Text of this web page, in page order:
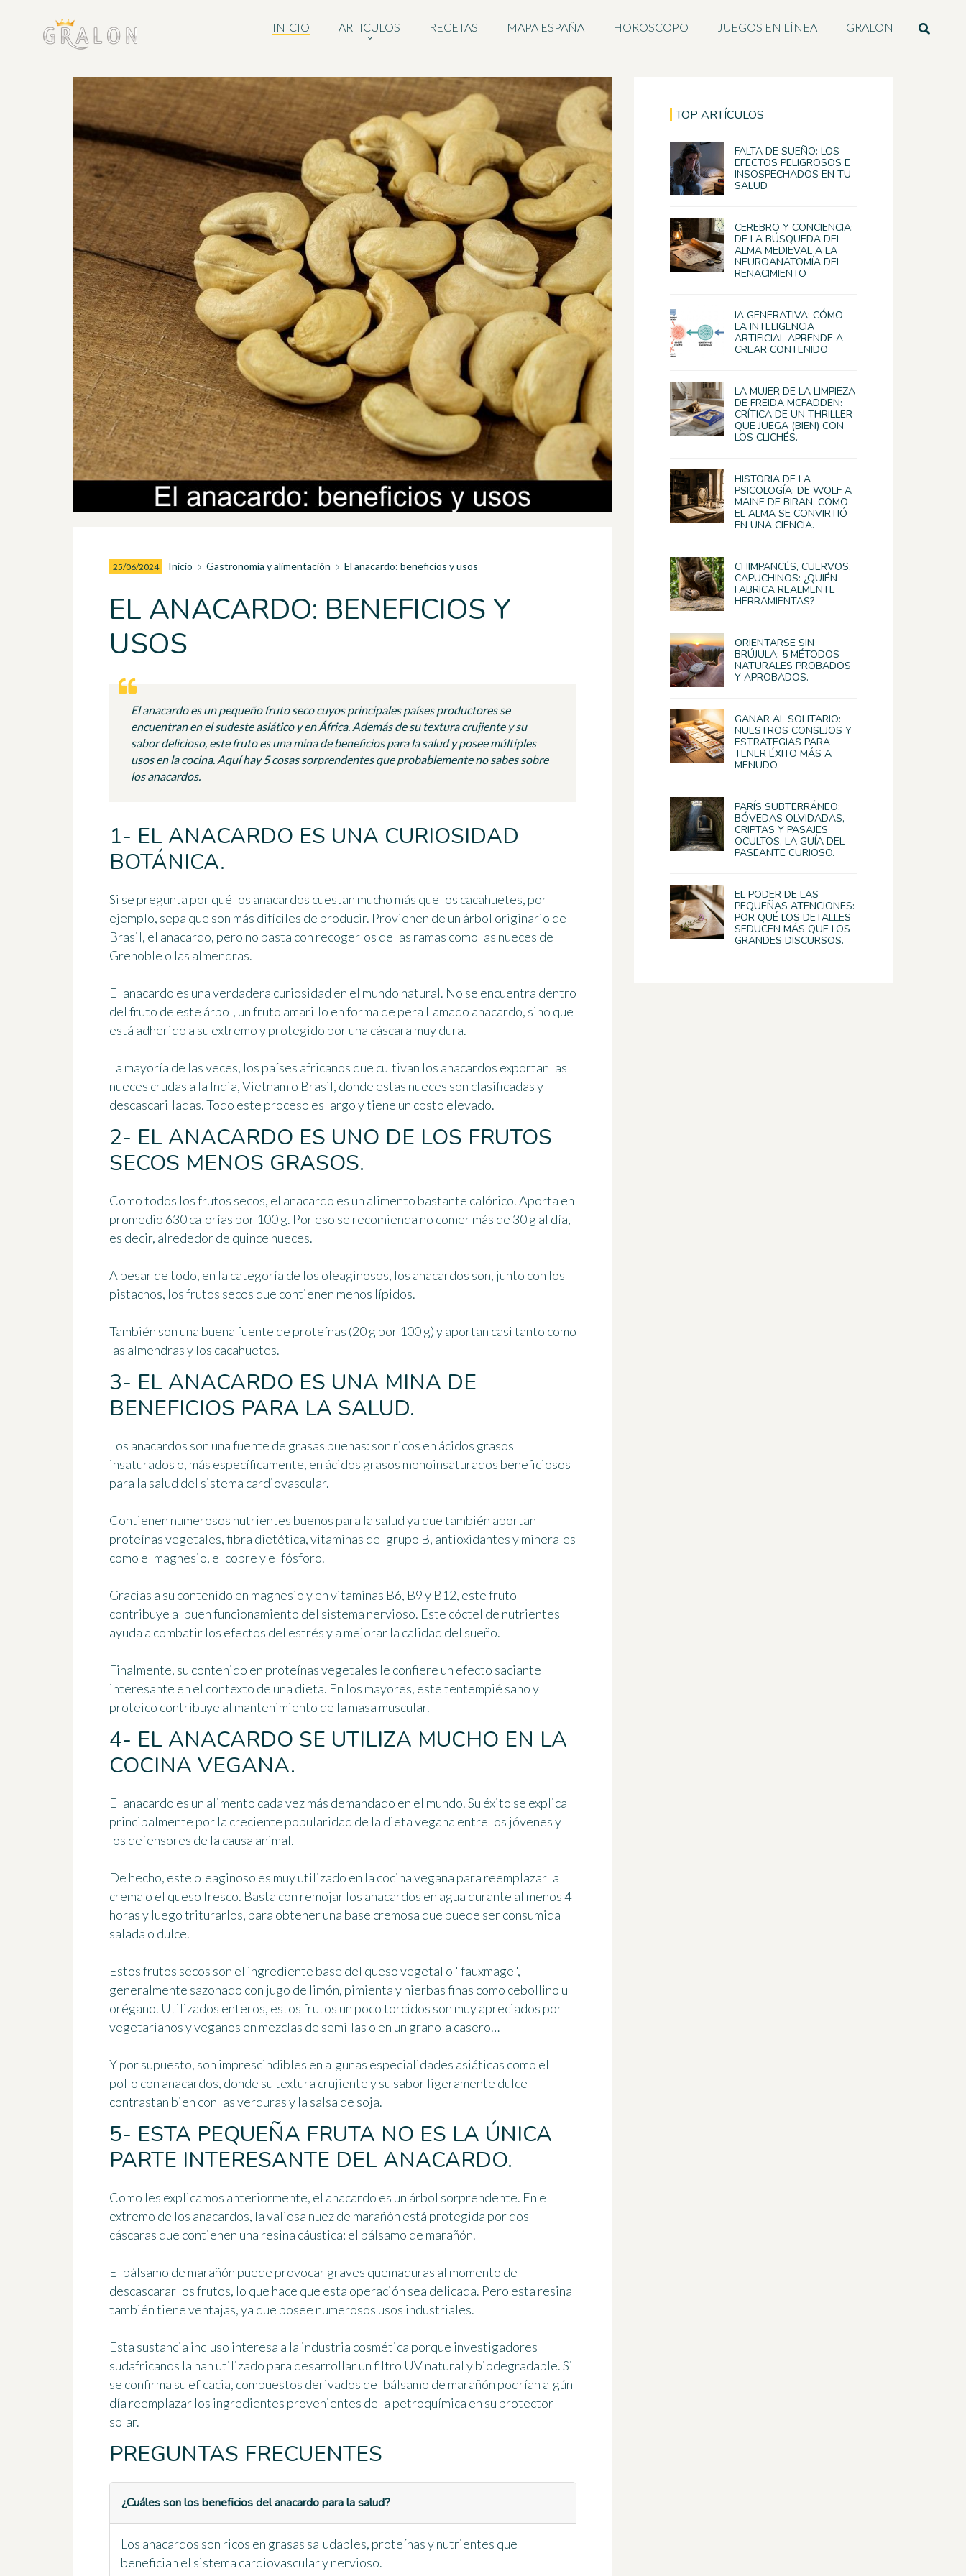
INICIO ARTICULOS RECETAS MAPA ESPAÑA HOROSCOPO JUEGOS EN LÍNEA GRALON
25/06/2024 Inicio Gastronomía y alimentación El anacardo: beneficios y usos
EL ANACARDO: BENEFICIOS Y
USOS
El anacardo es un pequeño fruto seco cuyos principales países productores se
encuentran en el sudeste asiático y en África. Además de su textura crujiente y su
sabor delicioso, este fruto es una mina de beneficios para la salud y posee múltiples
usos en la cocina. Aquí hay 5 cosas sorprendentes que probablemente no sabes sobre
los anacardos.
1- EL ANACARDO ES UNA CURIOSIDAD
BOTÁNICA.
Si se pregunta por qué los anacardos cuestan mucho más que los cacahuetes, por
ejemplo, sepa que son más difíciles de producir. Provienen de un árbol originario de
Brasil, el anacardo, pero no basta con recogerlos de las ramas como las nueces de
Grenoble o las almendras.
El anacardo es una verdadera curiosidad en el mundo natural. No se encuentra dentro
del fruto de este árbol, un fruto amarillo en forma de pera llamado anacardo, sino que
está adherido a su extremo yprotegido por una cáscara muy dura.
La mayoría de las veces, los países africanos que cultivan los anacardos exportan las
nueces crudas a la India, Vietnam o Brasil, donde estas nueces son clasificadas y
descascarilladas. Todo este proceso es largo y tiene un costo elevado.
2- EL ANACARDO ES UNO DE LOS FRUTOS
SECOS MENOS GRASOS.
Como todos los frutos secos, el anacardo es un alimento bastante calórico. Aporta en
promedio 630 calorías por 100 g. Por eso se recomienda no comer más de 30 g al día,
es decir, alrededor de quince nueces.
A pesar de todo, en la categoría de los oleaginosos, los anacardos son, junto con los
pistachos, los frutos secos que contienen menos lípidos.
También son una buena fuente de proteínas (20 g por 100 g) y aportan casi tanto como
las almendras y los cacahuetes.
3- EL ANACARDO ES UNA MINA DE
BENEFICIOS PARA LA SALUD.
Los anacardos son una fuente de grasas buenas: son ricos en ácidos grasos
insaturados o, más específicamente, en ácidos grasos monoinsaturados beneficiosos
para la salud del sistema cardiovascular.
Contienen numerosos nutrientes buenos para la salud ya que también aportan
proteínas vegetales, fibra dietética, vitaminas del grupo B, antioxidantes y minerales
como el magnesio, el cobre y el fósforo.
Gracias a su contenido en magnesio y en vitaminas B6, B9 y B12, este fruto
contribuye al buen funcionamiento del sistema nervioso. Este cóctel de nutrientes
ayuda a combatir los efectos del estrés y a mejorar la calidad del sueño.
Finalmente, su contenido en proteínas vegetales le confiere un efecto saciante
interesante en el contexto de una dieta. En los mayores, este tentempié sano y
proteico contribuye al mantenimiento de la masa muscular.
4- EL ANACARDO SE UTILIZA MUCHO EN LA
COCINA VEGANA.
El anacardo es un alimento cada vez más demandado en el mundo. Su éxito se explica
principalmente por la creciente popularidad de la dieta vegana entre los jóvenes y
los defensores de la causa animal.
De hecho, este oleaginoso es muy utilizado en la cocina vegana para reemplazar la
crema o el queso fresco. Basta con remojar los anacardos en agua durante al menos 4
horas y luego triturarlos, para obtener una base cremosa que puede ser consumida
salada o dulce.
Estos frutos secos son el ingrediente base del queso vegetal o "fauxmage",
generalmente sazonado con jugo de limón, pimienta y hierbas finas como cebollino u
orégano. Utilizados enteros, estos frutos un poco torcidos son muy apreciados por
vegetarianos y veganos en mezclas de semillas o en un granola casero…
Y por supuesto, son imprescindibles en algunas especialidades asiáticas como el
pollo con anacardos, donde su textura crujiente y su sabor ligeramente dulce
contrastan bien con las verduras y la salsa de soja.
5- ESTA PEQUEÑA FRUTA NO ES LA ÚNICA
PARTE INTERESANTE DEL ANACARDO.
Como les explicamos anteriormente, el anacardo es un árbol sorprendente. En el
extremo de los anacardos, la valiosa nuez de marañón está protegida por dos
cáscaras que contienen una resina cáustica: el bálsamo de marañón.
El bálsamo de marañón puede provocar graves quemaduras al momento de
descascarar los frutos, lo que hace que esta operación sea delicada. Pero esta resina
también tiene ventajas, ya que posee numerosos usos industriales.
Esta sustancia incluso interesa a la industria cosmética porque investigadores
sudafricanos la han utilizado para desarrollarun filtro UV natural y biodegradable. Si
se confirma su eficacia, compuestos derivados del bálsamo de marañón podrían algún
día reemplazar los ingredientes provenientes de la petroquímica en su protector
solar.
PREGUNTAS FRECUENTES
¿Cuáles son los beneficios del anacardo para la salud?
Los anacardos son ricos en grasas saludables, proteínas y nutrientes que
benefician el sistema cardiovascular y nervioso.
TOP ARTÍCULOS
FALTA DE SUEÑO: LOS
EFECTOS PELIGROSOS E
INSOSPECHADOS EN TU
SALUD
CEREBRO Y CONCIENCIA:
DE LA BÚSQUEDA DEL
ALMA MEDIEVAL A LA
NEUROANATOMÍA DEL
RENACIMIENTO
IA GENERATIVA: CÓMO
LA INTELIGENCIA
ARTIFICIAL APRENDE A
CREAR CONTENIDO
LA MUJER DE LA LIMPIEZA
DE FREIDA MCFADDEN:
CRÍTICA DE UN THRILLER
QUE JUEGA (BIEN) CON
LOS CLICHÉS.
HISTORIA DE LA
PSICOLOGÍA: DE WOLF A
MAINE DE BIRAN, CÓMO
EL ALMA SE CONVIRTIÓ
EN UNA CIENCIA.
CHIMPANCÉS, CUERVOS,
CAPUCHINOS: ¿QUIÉN
FABRICA REALMENTE
HERRAMIENTAS?
ORIENTARSE SIN
BRÚJULA: 5 MÉTODOS
NATURALES PROBADOS
Y APROBADOS.
GANAR AL SOLITARIO:
NUESTROS CONSEJOS Y
ESTRATEGIAS PARA
TENER ÉXITO MÁS A
MENUDO.
PARÍS SUBTERRÁNEO:
BÓVEDAS OLVIDADAS,
CRIPTAS Y PASAJES
OCULTOS, LA GUÍA DEL
PASEANTE CURIOSO.
EL PODER DE LAS
PEQUEÑAS ATENCIONES:
POR QUÉ LOS DETALLES
SEDUCEN MÁS QUE LOS
GRANDES DISCURSOS.